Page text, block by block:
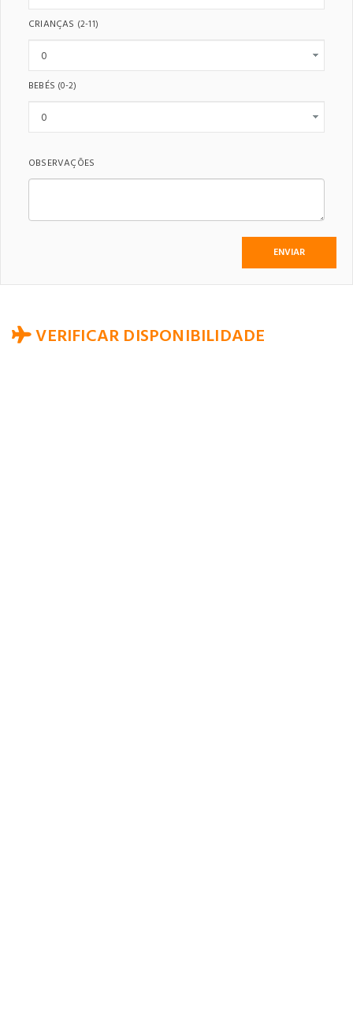
CRIANÇAS (2-11)
BEBÉS (0-2)
OBSERVAÇÕES
VERIFICAR DISPONIBILIDADE